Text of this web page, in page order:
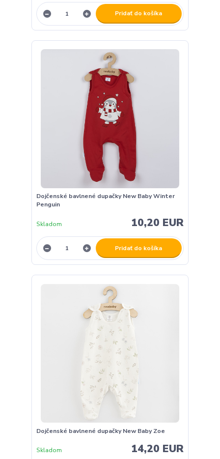
Pridať do košíka
Dojčenské bavlnené dupačky New Baby Winter
Penguin
10,20 EUR
Skladom
Pridať do košíka
Dojčenské bavlnené dupačky New Baby Zoe
14,20 EUR
Skladom